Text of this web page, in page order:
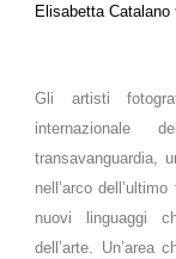
Elisabetta Catalano
Gli artisti
internazionale
transavanguardia,
nell’arco
nuovi linguaggi
dell’arte. Un’area